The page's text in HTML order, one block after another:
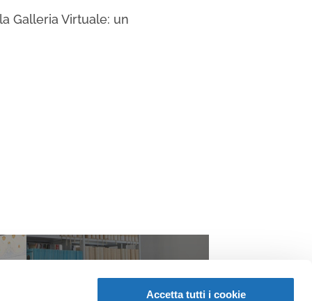
Accetta tutti i cookie
Galleria Virtuale: un